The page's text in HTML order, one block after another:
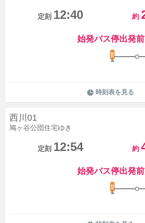
定刻 12:40 約
始発バス停出発前
時刻表を見る
西川01
鳩ヶ谷公団住宅ゆき
定刻 12:54 約
始発バス停出発前